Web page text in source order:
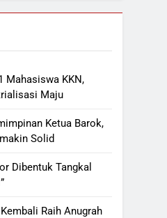
Mahasiswa KKN,
Maju
Ketua Barok,
Solid
Dibentuk Tangkal
Raih Anugrah